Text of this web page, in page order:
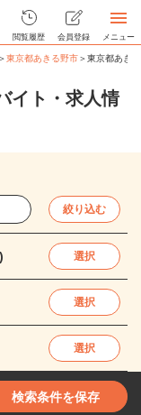
閲覧履歴 会員登録 メニュー
＞東京都あきる野市＞東京都あき
イト・求人情
絞り込む
選択
選択
選択
検索条件を保存